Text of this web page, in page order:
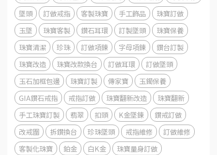
墜頭
訂做戒指 客製珠寶 手工飾品
珠寶訂做
玉墜
珠寶客製 鑽石耳環 訂製墜頭
珠寶保養
珠寶清潔
珍珠 訂做項鍊 字母項鍊
鑽台訂製
珠寶改造
珠寶改款換台 訂做耳環
訂做墜頭
玉石加框包邊
珠寶訂製 傳家寶
玉鐲保養
GIA鑽石戒指
戒指訂做 珠寶翻新改造
珠寶翻新
手工珠寶訂製
翡翠 扣頭 K金墜鍊
鑽戒訂做
改戒圍
拆鑽換台 珍珠墜頭 戒指維修
訂做維修
客製化珠寶
鉑金 白K金
珠寶量身訂做